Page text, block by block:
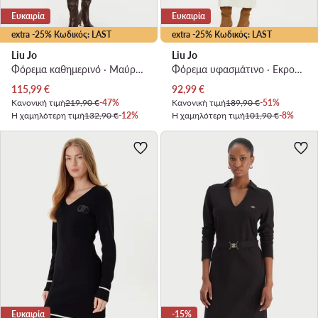
extra -25% Κωδικός: LAST
Ευκαιρία
Liu Jo
Φόρεμα καθημερινό · Μαύρο · Midi
Τρέχουσα τιμή
115,99€
Κανονική τιμή219,90 €-47%
Η χαμηλότερη τιμή132,90 €-12%
extra -25% Κωδικός: LAST
Ευκαιρία
Liu Jo
Φόρεμα υφασμάτινο · Εκρού · Midi
Τρέχουσα τιμή
92,99€
Κανονική τιμή189,90 €-51%
Η χαμηλότερη τιμή101,90 €-8%
Ευκαιρία -15%